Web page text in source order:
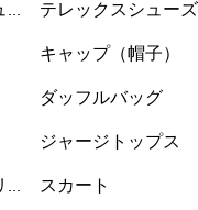
テレックスシューズ
キャップ（帽子）
ダッフルバッグ
ジャージトップス
スカート